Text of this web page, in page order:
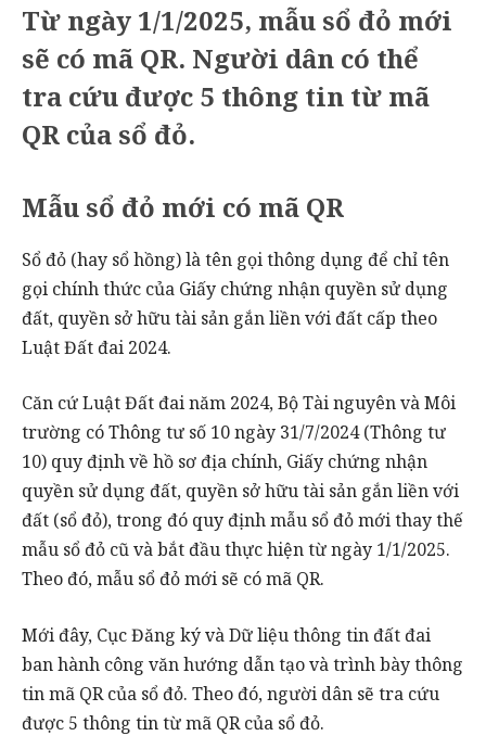
Từ ngày 1/1/2025, mẫu sổ đỏ mới
sẽ có mã QR. Người dân có thể
tra cứu được 5 thông tin từ mã
QR của sổ đỏ.
Mẫu sổ đỏ mới có mã QR
Sổ đỏ (hay sổ hồng) là tên gọi thông dụng để chỉ tên
gọi chính thức của Giấy chứng nhận quyền sử dụng
đất, quyền sở hữu tài sản gắn liền với đất cấp theo
Luật Đất đai 2024.
Căn cứ Luật Đất đai năm 2024, Bộ Tài nguyên và Môi
trường có Thông tư số 10 ngày 31/7/2024 (Thông tư
10) quy định về hồ sơ địa chính, Giấy chứng nhận
quyền sử dụng đất, quyền sở hữu tài sản gắn liền với
đất (sổ đỏ), trong đó quy định mẫu sổ đỏ mới thay thế
mẫu sổ đỏ cũ và bắt đầu thực hiện từ ngày 1/1/2025.
Theo đó, mẫu sổ đỏ mới sẽ có mã QR.
Mới đây, Cục Đăng ký và Dữ liệu thông tin đất đai
ban hành công văn hướng dẫn tạo và trình bày thông
tin mã QR của sổ đỏ. Theo đó, người dân sẽ tra cứu
được 5 thông tin từ mã QR của sổ đỏ.